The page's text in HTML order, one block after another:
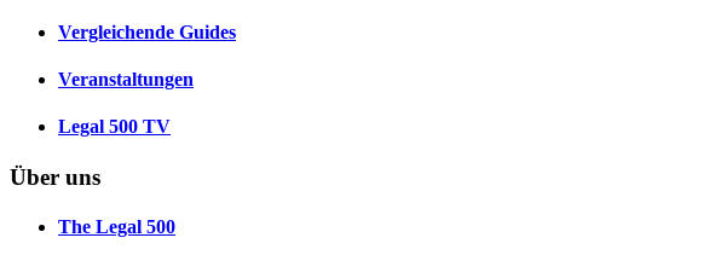
Vergleichende Guides
Veranstaltungen
Legal 500 TV
Über uns
The Legal 500